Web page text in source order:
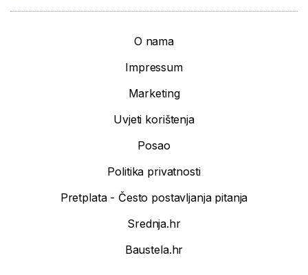
O nama
Impressum
Marketing
Uvjeti korištenja
Posao
Politika privatnosti
Pretplata - Često postavljanja pitanja
Srednja.hr
Baustela.hr